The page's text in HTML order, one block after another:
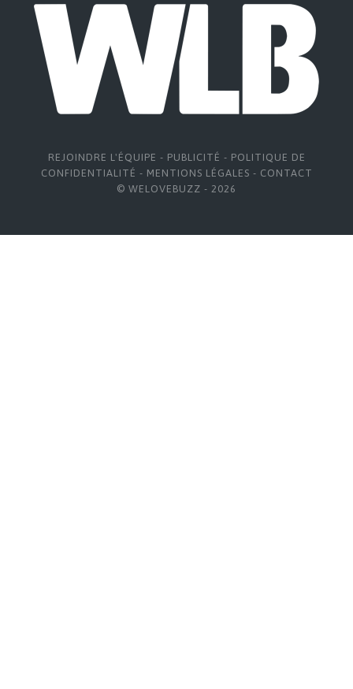
REJOINDRE L'ÉQUIPE - PUBLICITÉ - POLITIQUE DE
CONFIDENTIALITÉ - MENTIONS LÉGALES - CONTACT
© WELOVEBUZZ - 2026